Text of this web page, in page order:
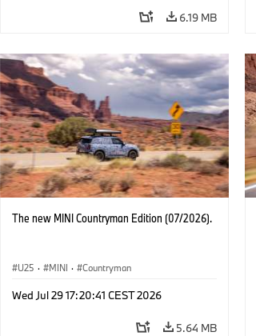
6.19 MB
The new MINI Countryman Edition (07/2026).
U25 · MINI · Countryman
Wed Jul 29 17:20:41 CEST 2026
5.64 MB